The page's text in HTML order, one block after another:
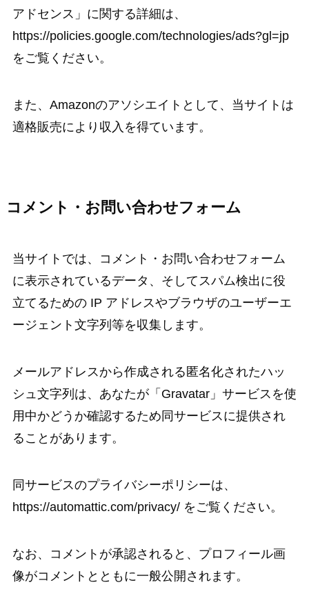
アドセンス」に関する詳細は、
https://policies.google.com/technologies/ads?gl=jp
をご覧ください。
また、Amazonのアソシエイトとして、当サイトは
適格販売により収入を得ています。
コメント・お問い合わせフォーム
当サイトでは、コメント・お問い合わせフォーム
に表示されているデータ、そしてスパム検出に役
立てるための IP アドレスやブラウザのユーザーエ
ージェント文字列等を収集します。
メールアドレスから作成される匿名化されたハッ
シュ文字列は、あなたが「Gravatar」サービスを使
用中かどうか確認するため同サービスに提供され
ることがあります。
同サービスのプライバシーポリシーは、
https://automattic.com/privacy/ をご覧ください。
なお、コメントが承認されると、プロフィール画
像がコメントとともに一般公開されます。